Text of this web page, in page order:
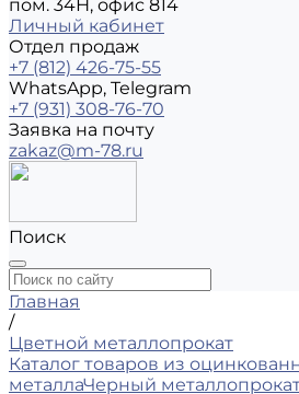
пом. 34Н, офис 814
Личный кабинет
Отдел продаж
+7 (812) 426-75-55
WhatsApp, Telegram
+7 (931) 308-76-70
Заявка на почту
zakaz@m-78.ru
Поиск
Главная
/
Цветной металлопрокат
Каталог товаров из
металлаЧерный